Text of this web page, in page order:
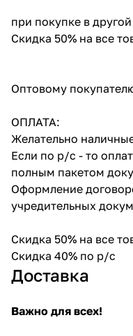
при покупке в
Скидка 50% на все
Оптовому
ОПЛАТА:
Желательно
Если по р/с - то
полным пакетом
Оформление
учредительных
Скидка 50% на все
Скидка 40% по р/с
Доставка
Важно для всех!